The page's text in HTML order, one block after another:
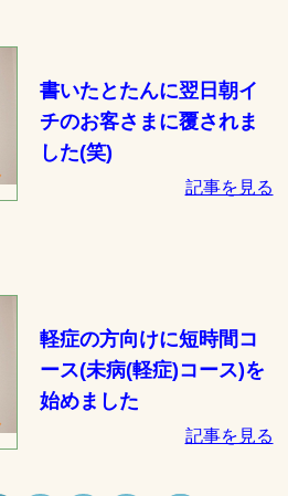
書いたとたんに翌日朝イ
チのお客さまに覆されま
した(笑)
記事を見る
軽症の方向けに短時間コ
ース(未病(軽症)コース)を
始めました
記事を見る